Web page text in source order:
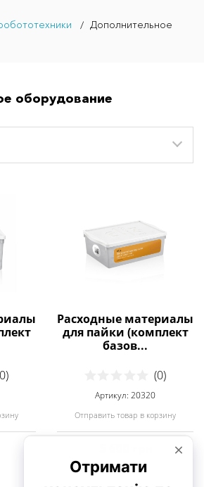
Дополнительное
оборудование
Расходные материалы
для пайки (комплект
базов...
(0)
Артикул: 20320
Отправить товар в корзину